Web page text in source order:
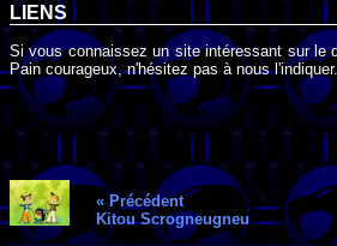
LIENS
Si vous connaissez un site intéressant sur le
Pain courageux, n'hésitez pas à nous l'indiquer.
« Précédent
Kitou Scrogneugneu